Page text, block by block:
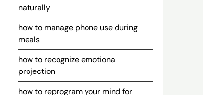
naturally
how to manage phone use during
meals
how to recognize emotional
projection
how to reprogram your mind for